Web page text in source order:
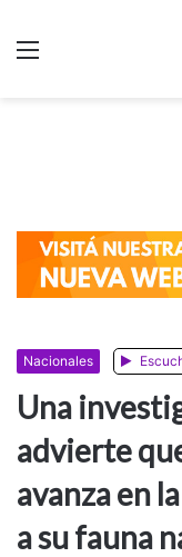
Nacionales
Una
advierte
avanza en
a su fauna